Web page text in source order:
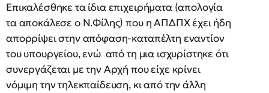
Eπικαλέσθηκε τα ίδια επιχειρήματα (απολογία
τα αποκάλεσε ο Ν.Φίλης) που η ΑΠΔΠΧ έχει ήδη
απορρίψει στην απόφαση-καταπέλτη εναντίον
του υπουργείου, ενώ από τη μια ισχυρίστηκε ότι
συνεργάζεται με την Αρχή που είχε κρίνει
νόμιμη την τηλεκπαίδευση, κι από την άλλη